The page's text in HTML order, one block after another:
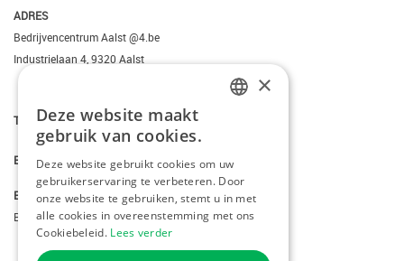
ADRES
Bedrijvencentrum Aalst @4.be
Industrielaan 4, 9320 Aalst
T. +3223095206
E. info@kiddotravel.be
BTW
BE 0685795740
ENGLISH
×
Deze website maakt
gebruik van cookies.
Deze website gebruikt cookies om uw
gebruikerservaring te verbeteren. Door
onze website te gebruiken, stemt u in met
alle cookies in overeenstemming met ons
Cookiebeleid. Lees verder